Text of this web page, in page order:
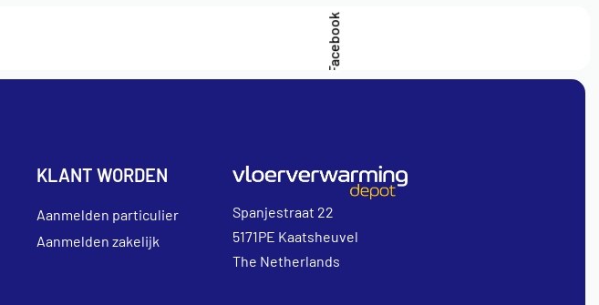
KLANT WORDEN
Aanmelden particulier
Aanmelden zakelijk
Spanjestraat 22
5171PE Kaatsheuvel
The Netherlands
Facebook